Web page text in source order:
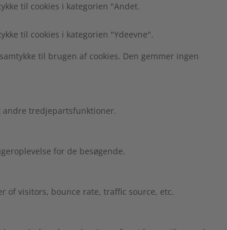
til cookies i kategorien "Andet.
til cookies i kategorien "Ydeevne".
til brugen af cookies. Den gemmer ingen
andre tredjepartsfunktioner.
for de besøgende.
of visitors, bounce rate, traffic source, etc.